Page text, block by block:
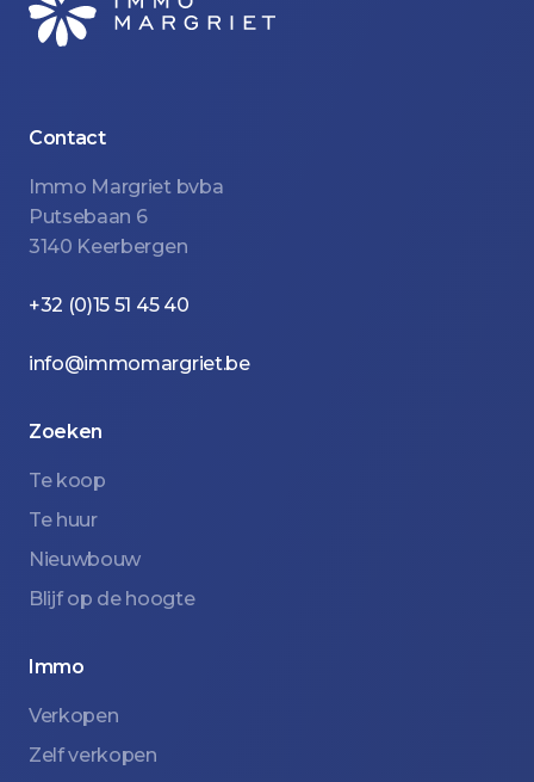
Contact
Immo Margriet bvba
Putsebaan 6
3140 Keerbergen
+32 (0)15 51 45 40
info@immomargriet.be
Zoeken
Te koop
Te huur
Nieuwbouw
Blijf op de hoogte
Immo
Verkopen
Zelf verkopen